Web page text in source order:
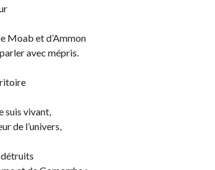
Moab et d’Ammon
avec mépris.
suis vivant,
de l’univers,